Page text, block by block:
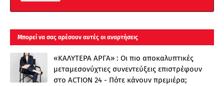
Μπορεί να σας αρέσουν αυτές οι αναρτήσεις
«ΚΑΛΥΤΕΡΑ ΑΡΓΑ» : Oι πιο αποκαλυπτικές
μεταμεσονύχτιες συνεντεύξεις επιστρέφουν
στο ACTION 24 - Πότε κάνουν πρεμιέρα;